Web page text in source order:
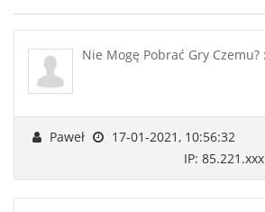
Nie Mogę Pobrać Gry Czemu?
Paweł
17-01-2021, 10:56:32
IP: